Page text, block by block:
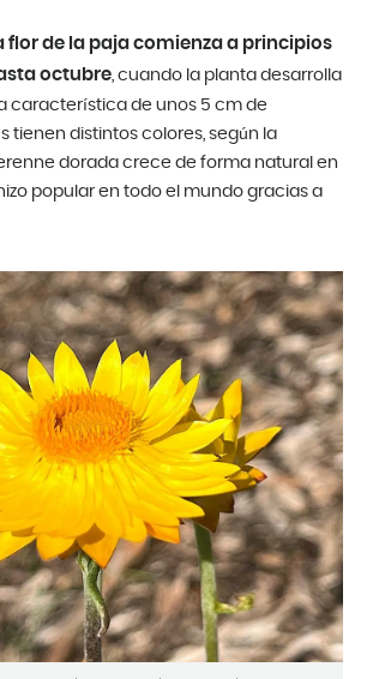
flor de la paja comienza a principios
octubre, cuando la planta desarrolla
característica de unos 5 cm de
tienen distintos colores, según la
dorada crece de forma natural en
popular en todo el mundo gracias a